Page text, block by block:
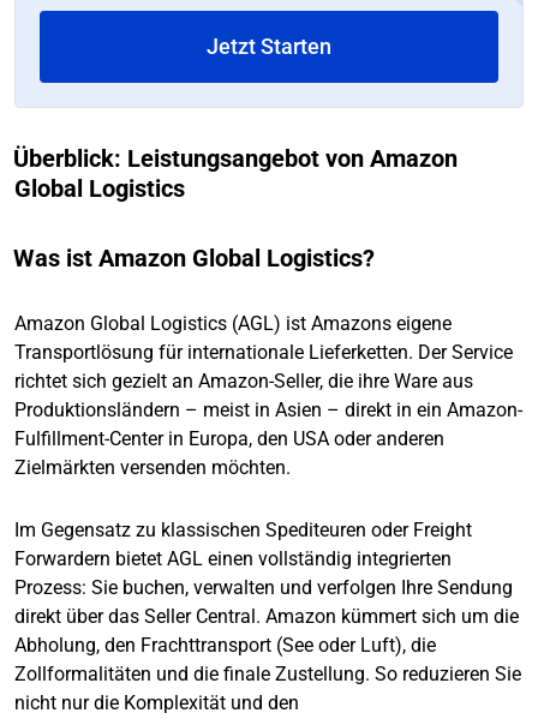
Jetzt Starten
Überblick: Leistungsangebot von Amazon
Global Logistics
Was ist Amazon Global Logistics?
Amazon Global Logistics (AGL) ist Amazons eigene
Transportlösung für internationale Lieferketten. Der Service
richtet sich gezielt an Amazon-Seller, die ihre Ware aus
Produktionsländern – meist in Asien – direkt in ein Amazon-
Fulfillment-Center in Europa, den USA oder anderen
Zielmärkten versenden möchten.
Im Gegensatz zu klassischen Spediteuren oder Freight
Forwardern bietet AGL einen vollständig integrierten
Prozess: Sie buchen, verwalten und verfolgen Ihre Sendung
direkt über das Seller Central. Amazon kümmert sich um die
Abholung, den Frachttransport (See oder Luft), die
Zollformalitäten und die finale Zustellung. So reduzieren Sie
nicht nur die Komplexität und den